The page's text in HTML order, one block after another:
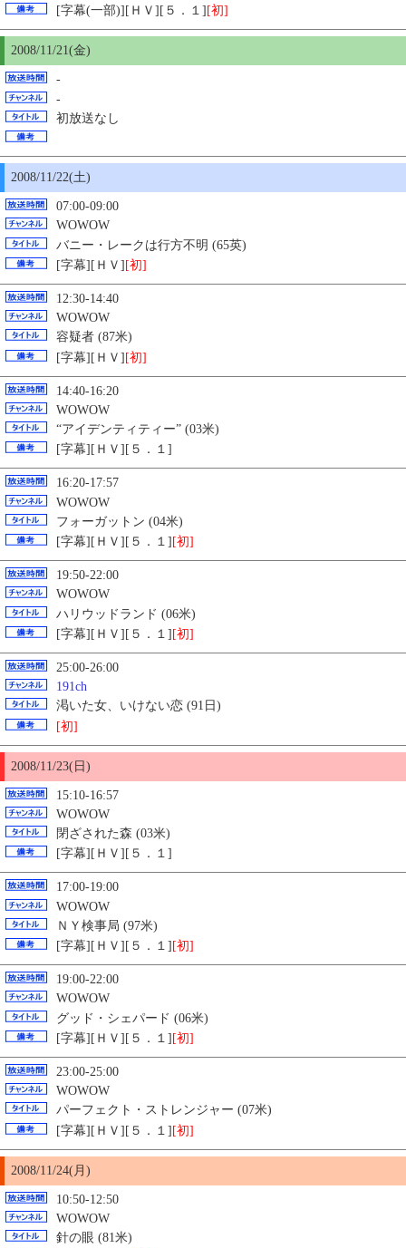
[字幕(一部)][ＨＶ][５．１] [初]
2008/11/21(金)
-
-
初放送なし
2008/11/22(土)
07:00-09:00
WOWOW
バニー・レークは行方不明 (65英)
[字幕][ＨＶ] [初]
12:30-14:40
WOWOW
容疑者 (87米)
[字幕][ＨＶ][初]
14:40-16:20
WOWOW
“アイデンティティー” (03米)
[字幕][ＨＶ][５．１]
16:20-17:57
WOWOW
フォーガットン (04米)
[字幕][ＨＶ][５．１] [初]
19:50-22:00
WOWOW
ハリウッドランド (06米)
[字幕][ＨＶ][５．１] [初]
25:00-26:00
191ch
渇いた女、いけない恋 (91日)
[初]
2008/11/23(日)
15:10-16:57
WOWOW
閉ざされた森 (03米)
[字幕][ＨＶ][５．１]
17:00-19:00
WOWOW
ＮＹ検事局 (97米)
[字幕][ＨＶ][５．１] [初]
19:00-22:00
WOWOW
グッド・シェパード (06米)
[字幕][ＨＶ][５．１] [初]
23:00-25:00
WOWOW
パーフェクト・ストレンジャー (07米)
[字幕][ＨＶ][５．１][初]
2008/11/24(月)
10:50-12:50
WOWOW
針の眼 (81米)